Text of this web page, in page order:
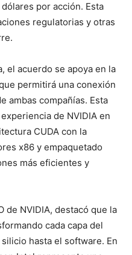
por acción. Esta
regulatorias y otras
el acuerdo se apoya en la
permitirá una conexión
ambas compañías. Esta
de NVIDIA en
CUDA con la
x86 y empaquetado
más eficientes y
de NVIDIA, destacó que la
cada capa del
hasta el software. En